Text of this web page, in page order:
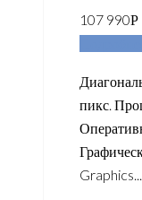
107 990Р
пикс.
Graphics...